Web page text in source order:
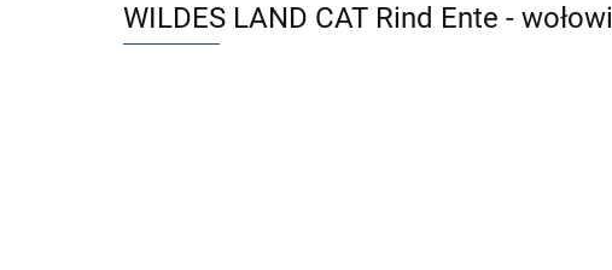
WILDES LAND CAT Rind Ente -